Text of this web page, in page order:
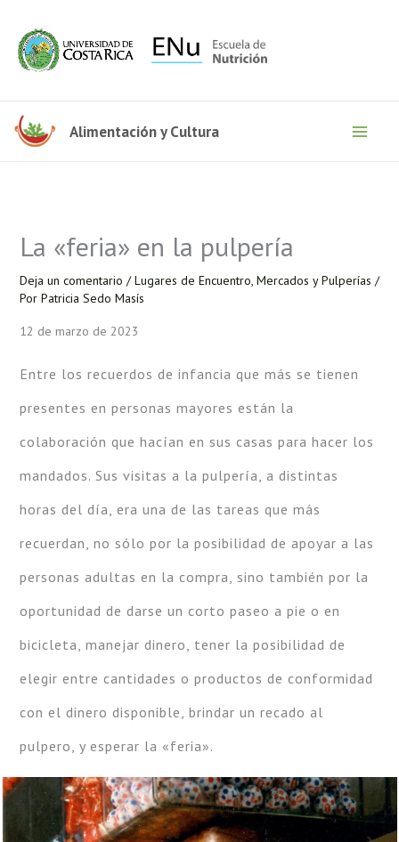
contenido
Alimentación y Cultura
La «feria» en la pulpería
Deja un comentario /Lugares de Encuentro, Mercados y Pulperías /
Por Patricia Sedo Masís
12 de marzo de 2023
Entre los recuerdos de infancia que más se tienen
presentes en personas mayores están la
colaboración que hacían en sus casas para hacer los
mandados. Sus visitas a la pulpería, a distintas
horas del día, era una de las tareas que más
recuerdan, no sólo por la posibilidad de apoyar a las
personas adultas en la compra, sino también por la
oportunidad de darse un corto paseo a pie o en
bicicleta, manejar dinero, tener la posibilidad de
elegir entre cantidades o productos de conformidad
con el dinero disponible, brindar un recado al
pulpero, y esperar la «feria».